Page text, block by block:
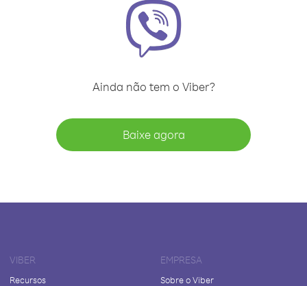
Ainda não tem o Viber?
Baixe agora
VIBER
Recursos
EMPRESA
Sobre o Viber